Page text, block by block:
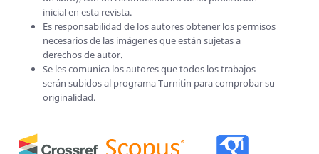
inicial en esta revista.
Es responsabilidad de los autores obtener los permisos
necesarios de las imágenes que están sujetas a
derechos de autor.
Se les comunica los autores que todos los trabajos
serán subidos al programa Turnitin para comprobar su
originalidad.